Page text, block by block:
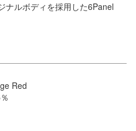
ナルボディを採用した6Panel
Red